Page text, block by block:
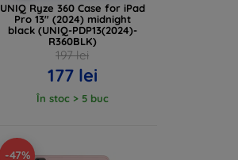
UNIQ Ryze 360 Case for iPad
Pro 13" (2024) midnight
black (UNIQ-PDP13(2024)-
R360BLK)
197 lei
177 lei
În stoc > 5 buc
-47%